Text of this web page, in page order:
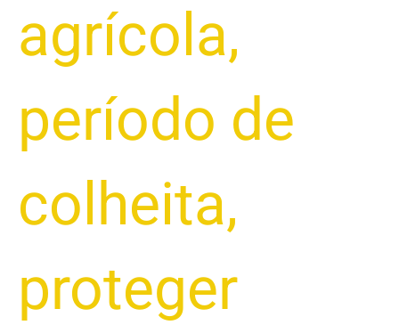
agrícola,
período de
colheita,
proteger